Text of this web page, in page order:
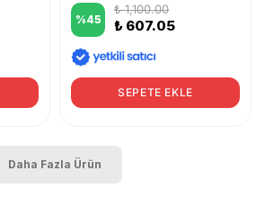
%45
₺ 1,100.00
₺ 607.05
SEPETE EKLE
Daha Fazla Ürün